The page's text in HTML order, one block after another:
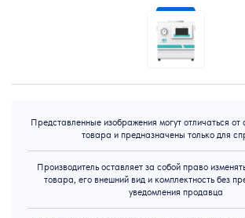
Представленные изображения могут отличаться от
товара и предназначены только для
Производитель оставляет за собой право
товара, его внешний вид и комплектность без
уведомления продавца